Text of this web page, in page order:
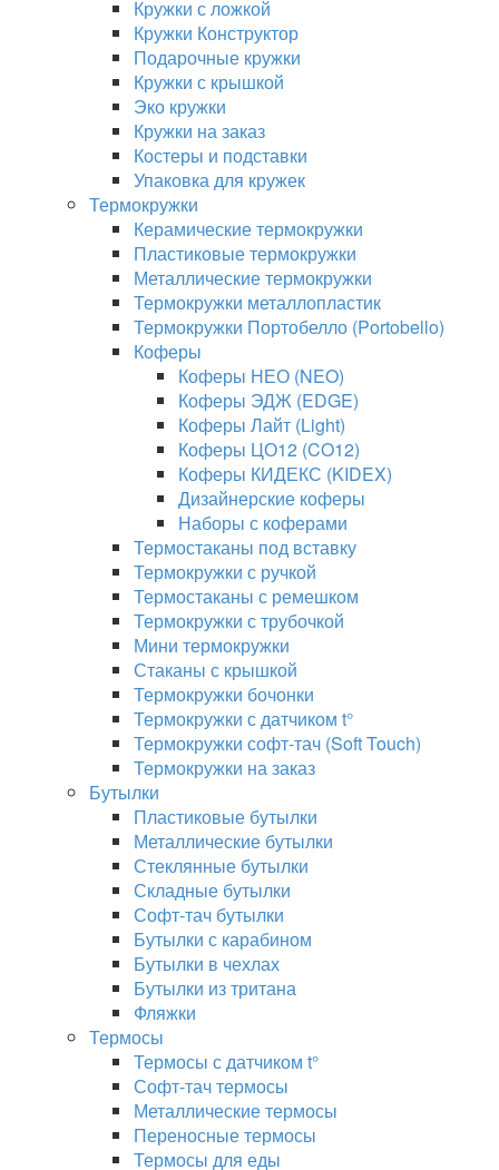
Кружки с ложкой
Кружки Конструктор
Подарочные кружки
Кружки с крышкой
Эко кружки
Кружки на заказ
Костеры и подставки
Упаковка для кружек
Термокружки
Керамические термокружки
Пластиковые термокружки
Металлические термокружки
Термокружки металлопластик
Термокружки Портобелло (Portobello)
Коферы
Коферы НЕО (NEO)
Коферы ЭДЖ (EDGE)
Коферы Лайт (Light)
Коферы ЦО12 (CO12)
Коферы КИДЕКС (KIDEX)
Дизайнерские коферы
Наборы с коферами
Термостаканы под вставку
Термокружки с ручкой
Термостаканы с ремешком
Термокружки с трубочкой
Мини термокружки
Стаканы с крышкой
Термокружки бочонки
Термокружки с датчиком t°
Термокружки софт-тач (Soft Touch)
Термокружки на заказ
Бутылки
Пластиковые бутылки
Металлические бутылки
Стеклянные бутылки
Складные бутылки
Софт-тач бутылки
Бутылки с карабином
Бутылки в чехлах
Бутылки из тритана
Фляжки
Термосы
Термосы с датчиком t°
Софт-тач термосы
Металлические термосы
Переносные термосы
Термосы для еды